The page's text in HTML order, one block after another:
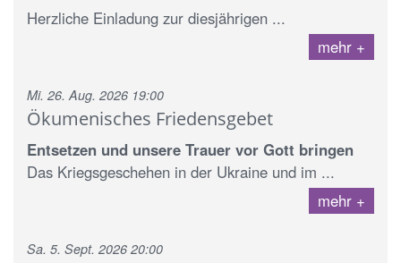
Herzliche Einladung zur diesjährigen ...
mehr
Ökumenisches Friedensgebet
Mi. 26. Aug. 2026 19:00
Entsetzen und unsere Trauer vor Gott bringen
Das Kriegsgeschehen in der Ukraine und im ...
mehr
Sa. 5. Sept. 2026 20:00